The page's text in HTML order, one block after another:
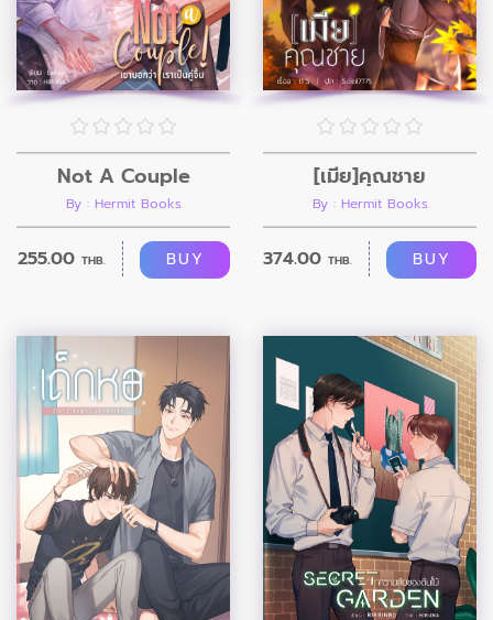
Not A Couple
By : Hermit Books
255.00 THB. BUY
[เมีย]คุณชาย
By : Hermit Books
374.00 THB. BUY